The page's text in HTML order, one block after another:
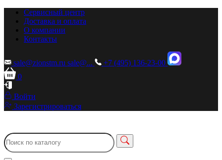
Сервисный центр
Доставка и оплата
О компании
Контакты
sale@zionstm.ru sale@...
+7 (495) 136-23-00
0
Войти
Зарегистрироваться